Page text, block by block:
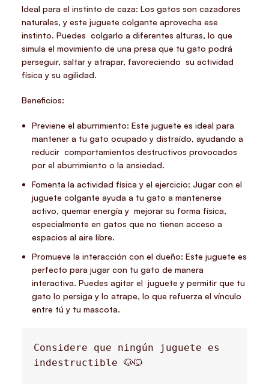
Ideal para el instinto de caza: Los gatos son cazadores
naturales, y este juguete colgante aprovecha ese
instinto. Puedes colgarlo a diferentes alturas, lo que
simula el movimiento de una presa que tu gato podrá
perseguir, saltar y atrapar, favoreciendo su actividad
física y su agilidad.
Beneficios:
Previene el aburrimiento: Este juguete es ideal para
mantener a tu gato ocupado y distraído, ayudando a
reducir comportamientos destructivos provocados
por el aburrimiento o la ansiedad.
Fomenta la actividad física y el ejercicio: Jugar con el
juguete colgante ayuda a tu gato a mantenerse
activo, quemar energía y mejorar su forma física,
especialmente en gatos que no tienen acceso a
espacios al aire libre.
Promueve la interacción con el dueño: Este juguete es
perfecto para jugar con tu gato de manera
interactiva. Puedes agitar el juguete y permitir que tu
gato lo persiga y lo atrape, lo que refuerza el vínculo
entre tú y tu mascota.
Considere que ningún juguete es
indestructible 🐶🐱